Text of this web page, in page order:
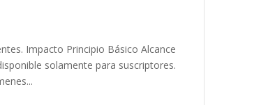
Impacto Principio Básico Alcance
solamente para suscriptores.